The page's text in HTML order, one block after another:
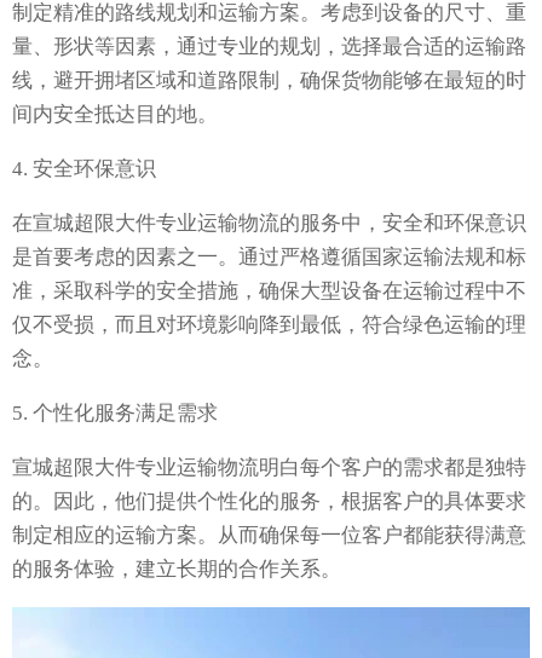
制定精准的路线规划和运输方案。考虑到设备的尺寸、重
量、形状等因素，通过专业的规划，选择最合适的运输路
线，避开拥堵区域和道路限制，确保货物能够在最短的时
间内安全抵达目的地。
4. 安全环保意识
在宣城超限大件专业运输物流的服务中，安全和环保意识
是首要考虑的因素之一。通过严格遵循国家运输法规和标
准，采取科学的安全措施，确保大型设备在运输过程中不
仅不受损，而且对环境影响降到最低，符合绿色运输的理
念。
5. 个性化服务满足需求
宣城超限大件专业运输物流明白每个客户的需求都是独特
的。因此，他们提供个性化的服务，根据客户的具体要求
制定相应的运输方案。从而确保每一位客户都能获得满意
的服务体验，建立长期的合作关系。